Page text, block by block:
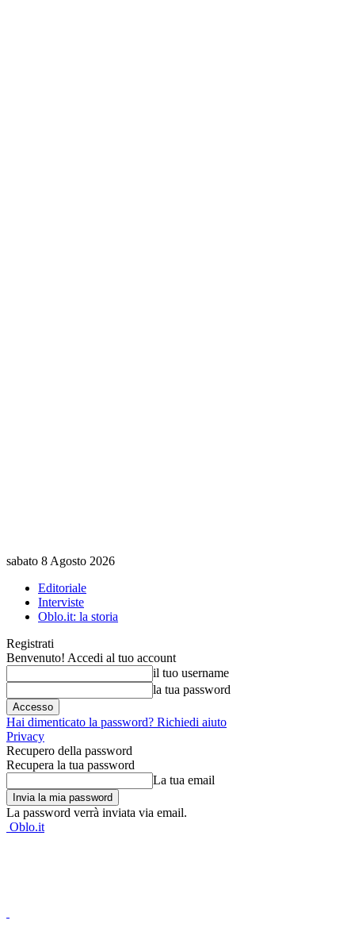
sabato 8 Agosto 2026
Editoriale
Interviste
Oblo.it: la storia
Registrati
Benvenuto! Accedi al tuo account
il tuo username
la tua password
Hai dimenticato la password? Richiedi aiuto
Privacy
Recupero della password
Recupera la tua password
La tua email
La password verrà inviata via email.
Oblo.it